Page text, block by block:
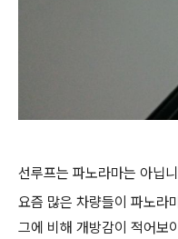
선루프는 파노라마는 아닙
요즘 많은 차량들이 파노라
그에 비해 개방감이 적어보